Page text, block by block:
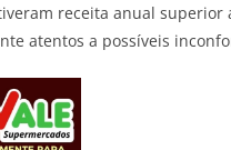
receita anual superior
atentos a possíveis